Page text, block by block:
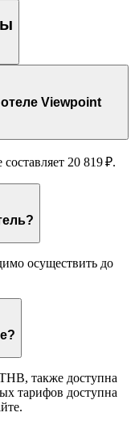
20 819 ₽.
заезд и выезд в отель?
осуществить до
в отеле?
также доступна
тарифов доступна